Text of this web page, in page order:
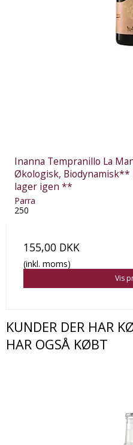
Inanna Tempranillo La
Økologisk, Biodynamisk**
lager igen **
Parra
250
155,00 DKK
(inkl. moms)
Vis
KUNDER DER HAR
HAR OGSÅ KØBT